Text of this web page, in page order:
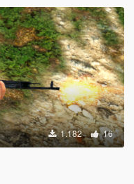
1.182 16